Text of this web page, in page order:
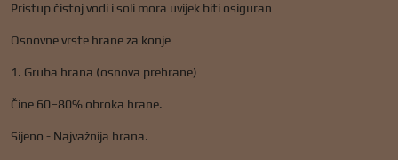
Pristup čistoj vodi i soli mora uvijek biti osiguran
Osnovne vrste hrane za konje
1. Gruba hrana (osnova prehrane)
Čine 60–80% obroka hrane.
Sijeno - Najvažnija hrana.